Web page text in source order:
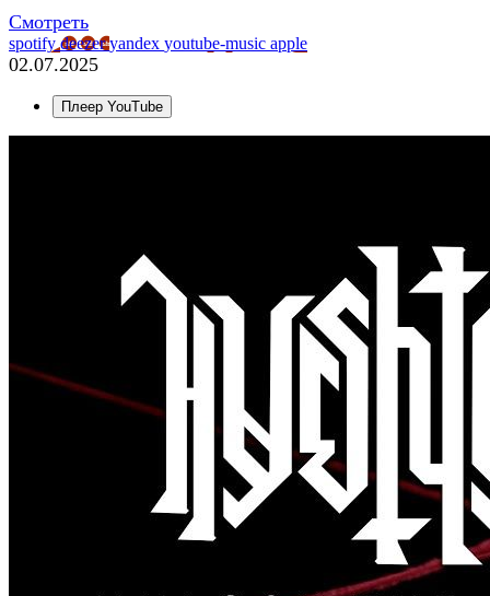
Смотреть
spotifydeezeryandex youtube-music apple
02.07.2025
Плеер YouTube